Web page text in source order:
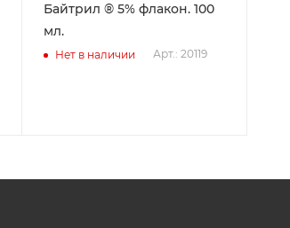
Байтрил ® 5% флакон. 100
мл.
Нет в наличии Арт.: 20119